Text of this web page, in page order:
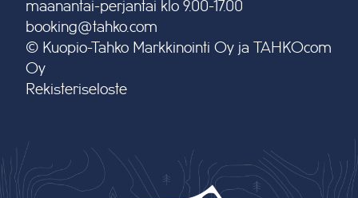
maanantai-perjantai klo 9.00-17.00
booking@tahko.com
© Kuopio-Tahko Markkinointi Oy ja TAHKOcom
Oy
Rekisteriseloste